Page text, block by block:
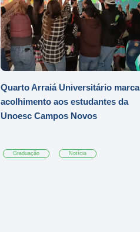
Quarto Arraiá Universitário marca
acolhimento aos estudantes da
Unoesc Campos Novos
Graduação Notícia